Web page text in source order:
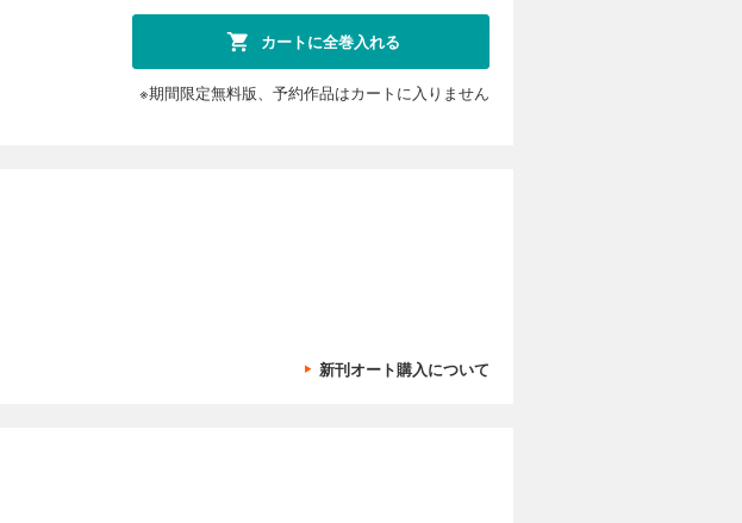
カートに全巻入れる
※期間限定無料版、予約作品はカートに入りません
新刊オート購入について